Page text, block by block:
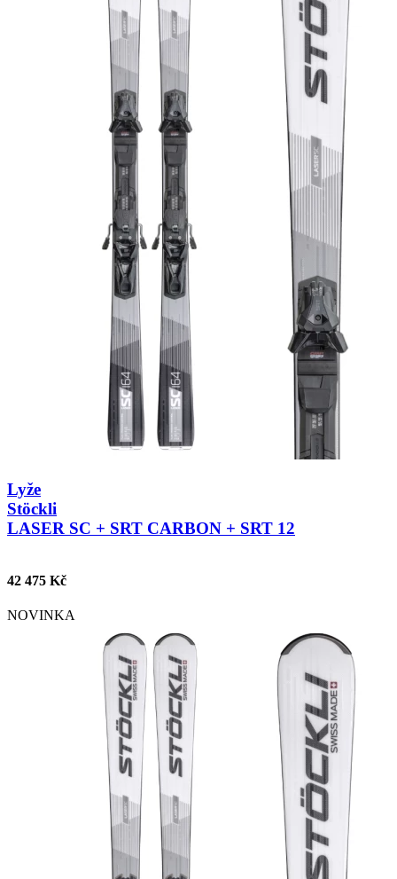
Lyže
Stöckli
LASER SC + SRT CARBON + SRT 12
42 475 Kč
NOVINKA